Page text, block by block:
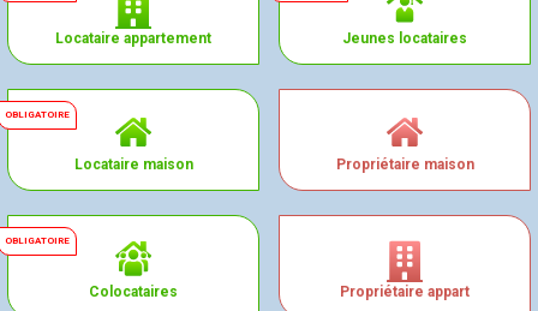
Locataire appartement Jeunes locataires
Locataire maison Propriétaire maison
Colocataires Propriétaire appart